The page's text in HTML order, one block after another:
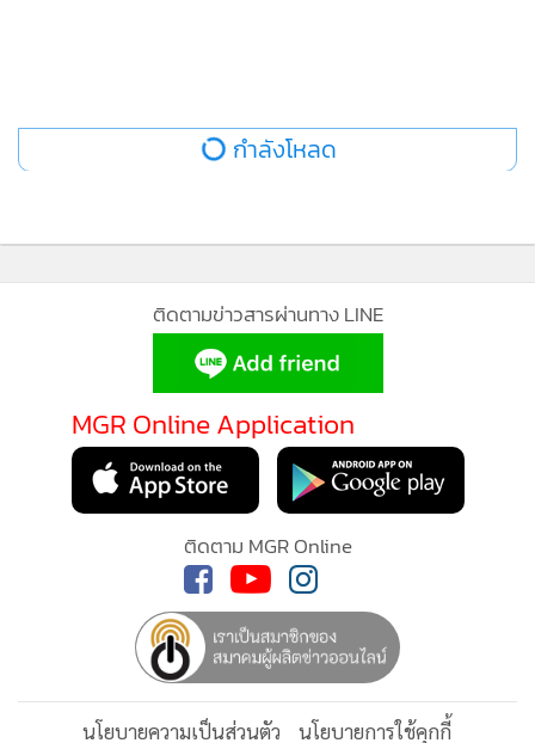
กำลังโหลด
ติดตามข่าวสารผ่านทาง LINE
MGR Online Application
ติดตาม MGR Online
นโยบายความเป็นส่วนตัว นโยบายการใช้คุกกี้